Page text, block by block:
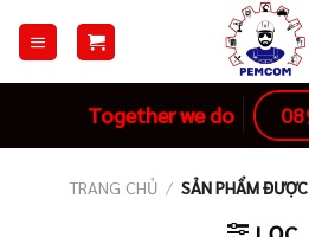
Together we do
TRANG CHỦ / SẢN PHẨM